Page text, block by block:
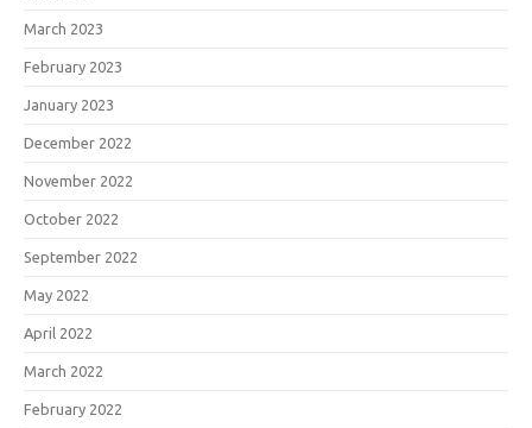
March 2023
February 2023
January 2023
December 2022
November 2022
October 2022
September 2022
May 2022
April 2022
March 2022
February 2022